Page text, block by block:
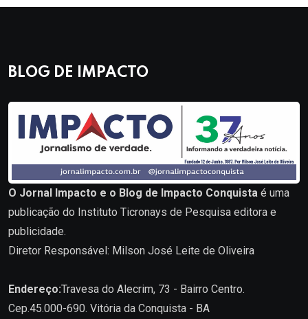
BLOG DE IMPACTO
O Jornal Impacto e o Blog de Impacto Conquista é uma
publicação do Instituto Ticronays de Pesquisa editora e
publicidade.
Diretor Responsável: Milson José Leite de Oliveira
Endereço:Travesa do Alecrim, 73 - Bairro Centro.
Cep.45.000-690. Vitória da Conquista - BA